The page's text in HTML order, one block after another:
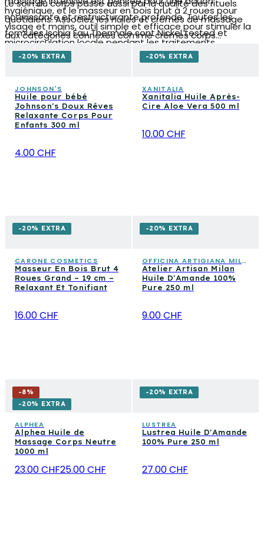
nourrissante et restructurante profonde. Toutes les
formules Ischia Eau Thermale sont Nickel tested et
exemptes de parabènes et de paraffines.
hygiénique, et le masseur en bois brut à 2 roues pour
visage et mains, outil simple et efficace pour stimuler la
microcirculation locale pendant les traitements.
Le soin du corps passe aussi par la qualité des rituels
quotidiens. Associez les huiles et crèmes de massage
aux catégories connexes comme crèmes corps
hydratantes, gommages et peelings corps, traitements
routine complète qui répond aux besoins de chaque type
de peau.
-20% EXTRA
JOHNSON'S
Huile pour bébé
Johnson's Doux Rêves
Relaxante Corps Pour
Enfants 300 ml
4.00 CHF
-20% EXTRA
XANITALIA
Xanitalia Huile Après-
Cire Aloe Vera 500 ml
10.00 CHF
-20% EXTRA
CARONE COSMETICS
Masseur En Bois Brut 4
Roues Grand – 19 cm –
Relaxant Et Tonifiant
16.00 CHF
-20% EXTRA
OFFICINA ARTIGIANA MILANO
Atelier Artisan Milan
Huile D'Amande 100%
Pure 250 ml
9.00 CHF
-8%
-20% EXTRA
ALPHEA
Alphea Huile de
Massage Corps Neutre
1000 ml
23.00 CHF25.00 CHF
-20% EXTRA
LUSTREA
Lustrea Huile D'Amande
100% Pure 250 ml
27.00 CHF